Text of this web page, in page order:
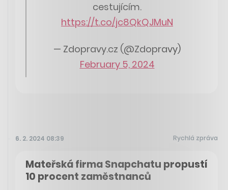
cestujícím.
https://t.co/jc8QkQJMuN
— Zdopravy.cz (@Zdopravy)
February 5, 2024
6. 2. 2024 08:39 Rychlá zpráva
Mateřská firma Snapchatu propustí
10 procent zaměstnanců